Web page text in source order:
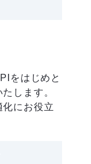
をはじめと
します。
化にお役立